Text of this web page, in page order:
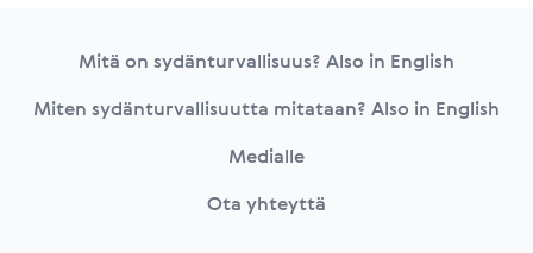
Mitä on sydänturvallisuus? Also in English
Miten sydänturvallisuutta mitataan? Also in English
Medialle
Ota yhteyttä